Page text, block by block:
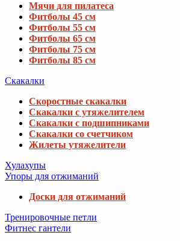
Мячи для пилатеса
Фитболы 45 см
Фитболы 55 см
Фитболы 65 см
Фитболы 75 см
Фитболы 85 см
Скакалки
Скоростные скакалки
Скакалки с утяжелителем
Скакалки с подшипниками
Скакалки со счетчиком
Жилеты утяжелители
Хулахупы
Упоры для отжиманий
Доски для отжиманий
Тренировочные петли
Фитнес гантели